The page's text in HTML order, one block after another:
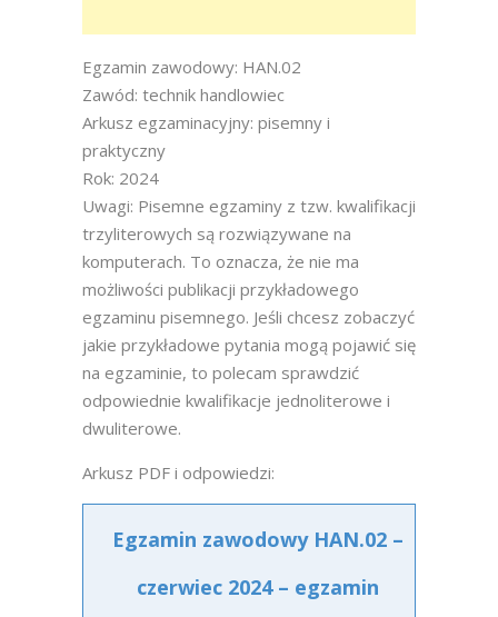
Egzamin zawodowy: HAN.02
Zawód: technik handlowiec
Arkusz egzaminacyjny: pisemny i
praktyczny
Rok: 2024
Uwagi: Pisemne egzaminy z tzw. kwalifikacji
trzyliterowych są rozwiązywane na
komputerach. To oznacza, że nie ma
możliwości publikacji przykładowego
egzaminu pisemnego. Jeśli chcesz zobaczyć
jakie przykładowe pytania mogą pojawić się
na egzaminie, to polecam sprawdzić
odpowiednie kwalifikacje jednoliterowe i
dwuliterowe.
Arkusz PDF i odpowiedzi:
Egzamin zawodowy HAN.02 –
czerwiec 2024 – egzamin